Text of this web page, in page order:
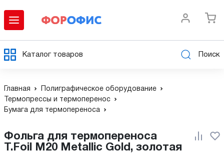
Каталог товаров Поиск
Главная
Полиграфическое оборудование
Термопрессы и термоперенос
Бумага для термопереноса
Фольга для термопереноса
T.Foil M20 Metallic Gold, золотая